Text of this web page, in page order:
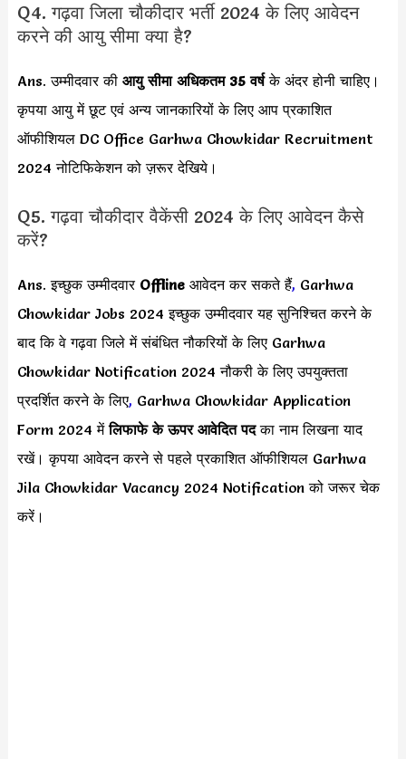
Q4. गढ़वा जिला चौकीदार भर्ती 2024 के लिए आवेदन
करने की आयु सीमा क्या है?
Ans. उम्मीदवार की आयु सीमा अधिकतम 35 वर्षके अंदर होनी चाहिए।
कृपया आयु में छूट एवं अन्य जानकारियों के लिए आप प्रकाशित
ऑफीशियल DC Office Garhwa Chowkidar Recruitment
2024 नोटिफिकेशन को ज़रूर देखिये।
Q5. गढ़वा चौकीदार वैकेंसी 2024 के लिए आवेदन कैसे
करें?
Ans. इच्छुक उम्मीदवार Offline आवेदन कर सकते हैं, Garhwa
Chowkidar Jobs 2024 इच्छुक उम्मीदवार यह सुनिश्चित करने के
बाद कि वे गढ़वा जिले में संबंधित नौकरियों के लिए Garhwa
Chowkidar Notification 2024 नौकरी के लिए उपयुक्तता
प्रदर्शित करने के लिए, Garhwa Chowkidar Application
Form 2024 मेंलिफाफे के ऊपर आवेदित पदका नाम लिखना याद
रखें। कृपया आवेदन करने से पहले प्रकाशित ऑफीशियल Garhwa
Jila Chowkidar Vacancy 2024 Notification को जरूर चेक
करें।